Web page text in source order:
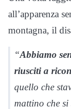
all’apparenza
montagna, il
“Abbiamo
riusciti a
quello che
mattino che